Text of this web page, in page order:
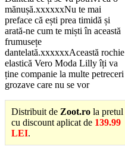
mănușă.xxxxxxNu te mai
preface că ești prea timidă și
arată-ne cum te miști în această
frumusețe
dantelată.xxxxxxAceastă rochie
elastică Vero Moda Lilly îți va
ține companie la multe petreceri
grozave care nu se vor
Distribuit de Zoot.ro la pretul
cu discount aplicat de 139.99
LEI.